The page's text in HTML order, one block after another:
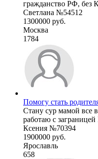
гражданство РФ, без
Светлана №54512
1300000 руб.
Москва
1784
Помогу стать
Стану сур мамой все
работаю с
Ксения №70394
1900000 руб.
Ярославль
658